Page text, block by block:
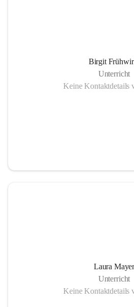
Birgit
Unterricht
Keine Kontaktdetails
Laura Mayer
Unterricht
Keine Kontaktdetails